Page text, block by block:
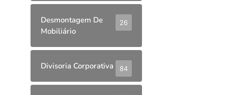
Desmontagem De
Mobiliário
26
Divisoria Corporativa 84